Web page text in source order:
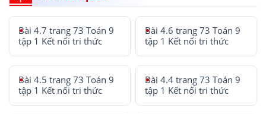
Bài 4.7 trang 73 Toán 9
tập 1 Kết nối tri thức
Bài 4.6 trang 73 Toán 9
tập 1 Kết nối tri thức
Bài 4.5 trang 73 Toán 9
tập 1 Kết nối tri thức
Bài 4.4 trang 73 Toán 9
tập 1 Kết nối tri thức